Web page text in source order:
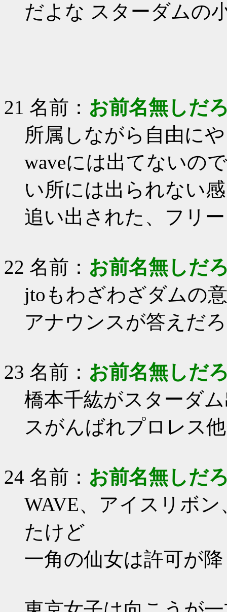
だよな スターダムの
21 名前： お前名無しだ
所属しながら自由に
waveには出てないの
い所には出られない
追い出された、フリ
22 名前： お前名無しだ
jtoもわざわざダムの
アナウンスが答えだ
23 名前： お前名無しだ
橋本千紘がスターダ
スがんばれプロレス
24 名前： お前名無しだ
WAVE、アイスリボ
たけど
一角の仙女は許可が